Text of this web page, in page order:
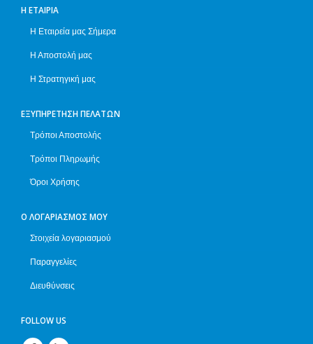
Η ΕΤΑΙΡΊΑ
Η Εταιρεία μας Σήμερα
Η Αποστολή μας
Η Στρατηγική μας
ΕΞΥΠΗΡΈΤΗΣΗ ΠΕΛΑΤΏΝ
Τρόποι Αποστολής
Τρόποι Πληρωμής
Όροι Χρήσης
Ο ΛΟΓΑΡΙΑΣΜΌΣ ΜΟΥ
Στοιχεία λογαριασμού
Παραγγελίες
Διευθύνσεις
FOLLOW US